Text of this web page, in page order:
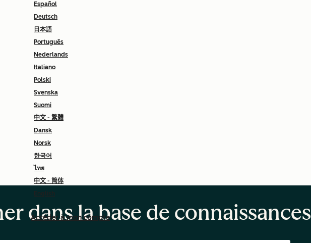
Español
Deutsch
日本語
Português
Nederlands
Italiano
Polski
Svenska
Suomi
中文 - 繁體
Dansk
Norsk
한국어
ไทย
中文 - 简体
English
Accéder à mon compte
dans la base de connaissances